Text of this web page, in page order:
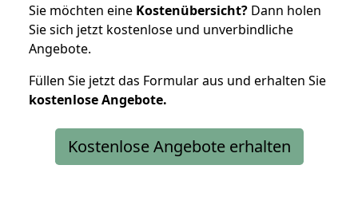
Sie möchten eine Kostenübersicht? Dann holen
Sie sich jetzt kostenlose und unverbindliche
Angebote.
Füllen Sie jetzt das Formular aus und erhalten Sie
kostenloseAngebote.
Kostenlose Angebote erhalten